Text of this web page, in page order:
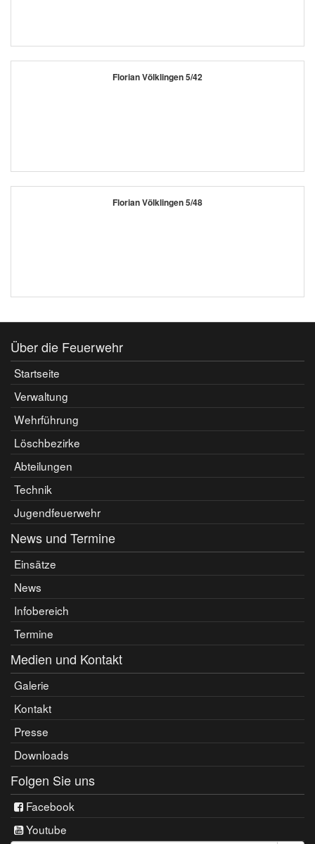
Florian Völklingen 5/42
Florian Völklingen 5/48
Über die Feuerwehr
Startseite
Verwaltung
Wehrführung
Löschbezirke
Abteilungen
Technik
Jugendfeuerwehr
News und Termine
Einsätze
News
Infobereich
Termine
Medien und Kontakt
Galerie
Kontakt
Presse
Downloads
Folgen Sie uns
Facebook
Youtube